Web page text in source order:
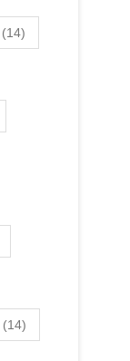
(14)
(14)